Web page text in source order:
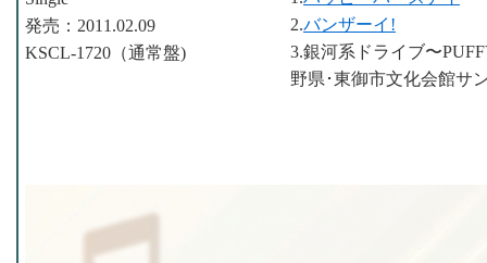
2.バンザーイ!
3.銀河系ドライブ〜
野県･東御市文化会館サ
発売：2011.02.09
KSCL-1720（通常盤)